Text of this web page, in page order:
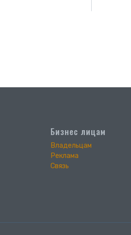
Бизнес лицам
Владельцам
Реклама
Связь